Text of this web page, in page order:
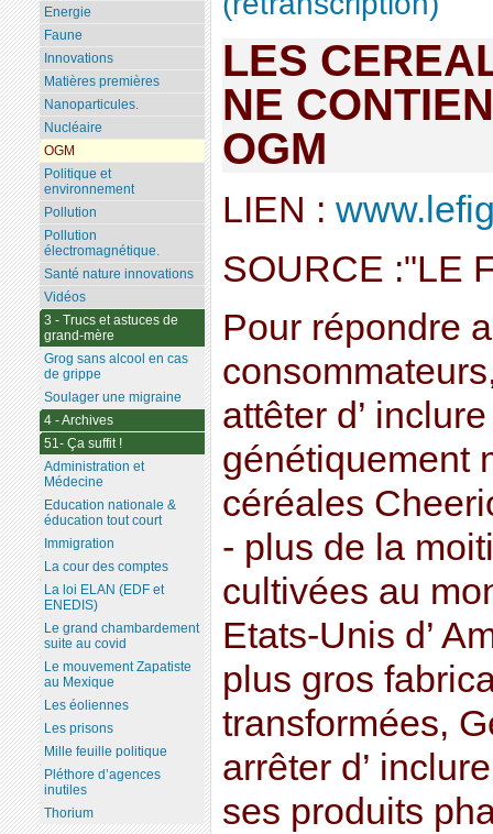
LES
NE
OGM
LIEN :
SOURCE :"LE
Pour répondre
attêter d’
génétiquement
céréales
- plus de la
cultivées au
Etats-Unis d’
plus gros
transformées,
arrêter d’
ses produits
Energie
Faune
Innovations
Matières premières
Nanoparticules.
Nucléaire
OGM
Politique et
environnement
Pollution
Pollution
électromagnétique.
Santé nature innovations
Vidéos
3 - Trucs et astuces de
grand-mère
Grog sans alcool en cas
de grippe
Soulager une migraine
4 - Archives
51- Ça suffit !
Administration et
Médecine
Education nationale &
éducation tout court
Immigration
La cour des comptes
La loi ELAN (EDF et
ENEDIS)
Le grand chambardement
suite au covid
Le mouvement Zapatiste
au Mexique
Les éoliennes
Les prisons
Mille feuille politique
Pléthore d’agences
inutiles
Thorium